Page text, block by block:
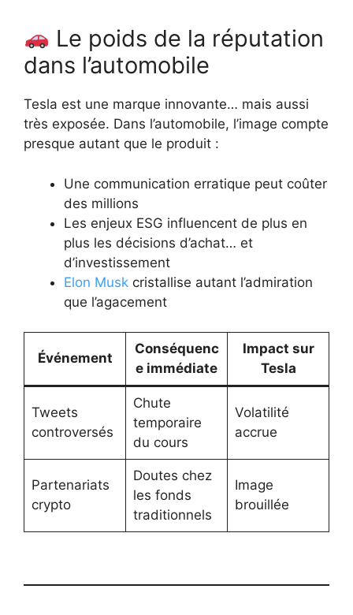
Le poids de la réputation
dans l’automobile
Tesla est une marque innovante… mais aussi
très exposée. Dans l’automobile, l’image compte
presque autant que le produit :
Une communication erratique peut coûter
des millions
Les enjeux ESG influencent de plus en
plus les décisions d’achat… et
d’investissement
Elon Musk cristallise autant l’admiration
que l’agacement
Événement
Conséquenc
e immédiate
Impact sur
Tesla
Tweets
controversés
Chute
temporaire
du cours
Volatilité
accrue
Partenariats
crypto
Doutes chez
les fonds
traditionnels
Image
brouillée